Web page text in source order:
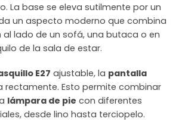
La base se eleva sutilmente por un
un aspecto moderno que combina
lado de un sofá, una butaca o en
de la sala de estar.
E27 ajustable, la pantalla
rectamente. Esto permite combinar
lámpara de pie con diferentes
desde lino hasta terciopelo.